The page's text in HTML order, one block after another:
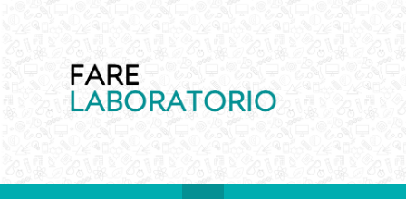
contenuto